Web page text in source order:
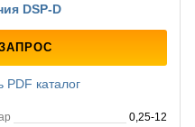
DSP-D
PDF каталог
0,25-12